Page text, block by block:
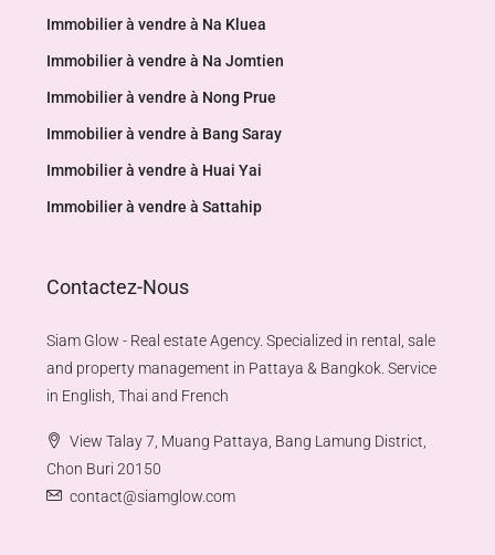
Immobilier à vendre à Na Kluea
Immobilier à vendre à Na Jomtien
Immobilier à vendre à Nong Prue
Immobilier à vendre à Bang Saray
Immobilier à vendre à Huai Yai
Immobilier à vendre à Sattahip
Contactez-Nous
Siam Glow - Real estate Agency. Specialized in rental, sale
and property management in Pattaya & Bangkok. Service
in English, Thai and French
View Talay 7, Muang Pattaya, Bang Lamung District,
Chon Buri 20150
contact@siamglow.com